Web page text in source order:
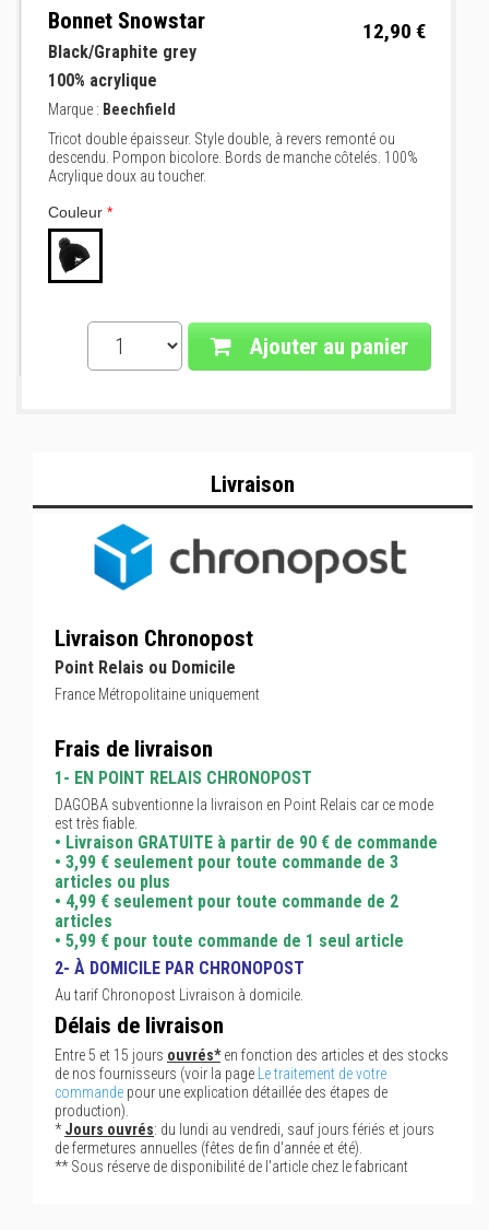
Bonnet Snowstar 12,90 €
Black/Graphite grey
100% acrylique
Marque : Beechfield
Tricot double épaisseur. Style double, à revers remonté ou
descendu. Pompon bicolore. Bords de manche côtelés. 100%
Acrylique doux au toucher.
Couleur *
Ajouter au panier
Livraison
Livraison Chronopost
Point Relais ou Domicile
France Métropolitaine uniquement
Frais de livraison
1- EN POINT RELAIS CHRONOPOST
DAGOBA subventionne la livraison en Point Relais car ce mode
est très fiable.
• Livraison GRATUITE à partir de 90 € de commande
• 3,99 € seulement pour toute commande de 3
articles ou plus
• 4,99 € seulement pour toute commande de 2
articles
• 5,99 € pour toute commande de 1 seul article
2- À DOMICILE PAR CHRONOPOST
Au tarif Chronopost Livraison à domicile.
Délais de livraison
Entre 5 et 15 jours ouvrés*en fonction des articles et des stocks
de nos fournisseurs (voir la page
Le traitement de votre
commande pour une explication détaillée des étapes de
production).
*Jours ouvrés: du lundi au vendredi, sauf jours fériés et jours
de fermetures annuelles (fêtes de fin d'année et été).
** Sous réserve de disponibilité de l'article chez le fabricant